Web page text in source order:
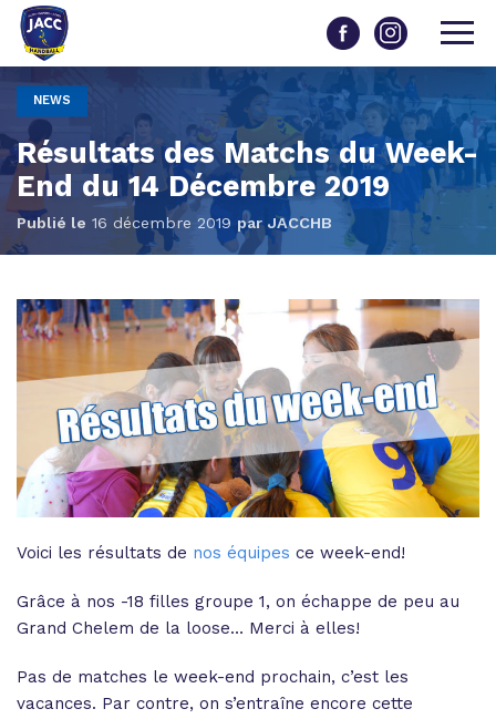
NEWS
Résultats des Matchs du Week-
End du 14 Décembre 2019
Publié le 16 décembre 2019 parJACCHB
Voici les résultats de nos équipes ce week-end!
Grâce à nos -18 filles groupe 1, on échappe de peu au
Grand Chelem de la loose… Merci à elles!
Pas de matches le week-end prochain, c’est les
vacances. Par contre, on s’entraîne encore cette